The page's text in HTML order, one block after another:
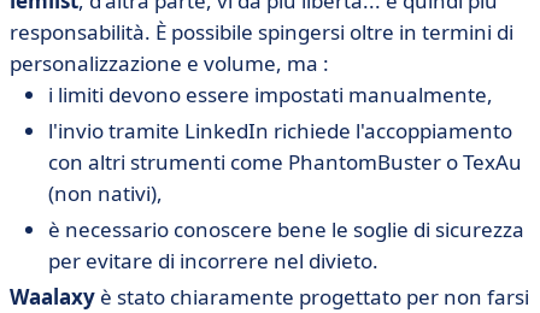
responsabilità. È possibile spingersi oltre in termini di
personalizzazione e volume, ma :
i limiti devono essere impostati manualmente,
l'invio tramite LinkedIn richiede l'accoppiamento
con altri strumenti come PhantomBuster o TexAu
(non nativi),
è necessario conoscere bene le soglie di sicurezza
per evitare di incorrere nel divieto.
Waalaxy è stato chiaramente progettato per non farsi